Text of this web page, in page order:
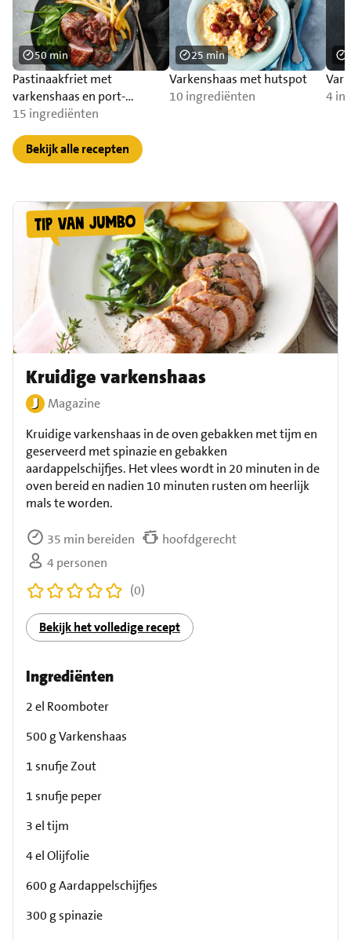
Pastinaakfriet met
varkenshaas en port-
uiensaus
15 ingrediënten
50 min
Varkenshaas met hutspot
10 ingrediënten
25 min
4
Bekijk alle recepten
Kruidige varkenshaas
Magazine
Kruidige varkenshaas in de oven gebakken met tijm en
geserveerd met spinazie en gebakken
aardappelschijfjes. Het vlees wordt in 20 minuten in de
oven bereid en nadien 10 minuten rusten om heerlijk
mals te worden.
35 min bereiden
hoofdgerecht
4 personen
(0)
Bekijk het volledige recept
Ingrediënten
2 el Roomboter
500 g Varkenshaas
1 snufje Zout
1 snufje peper
3 el tijm
4 el Olijfolie
600 g Aardappelschijfjes
300 g spinazie